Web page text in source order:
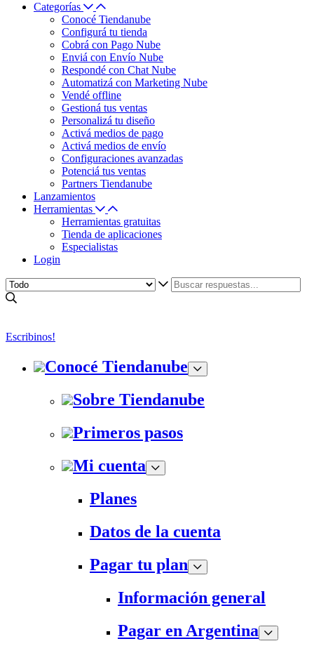
Categorías
Conocé Tiendanube
Configurá tu tienda
Cobrá con Pago Nube
Enviá con Envío Nube
Respondé con Chat Nube
Automatizá con Marketing Nube
Vendé offline
Gestioná tus ventas
Personalizá tu diseño
Activá medios de pago
Activá medios de envío
Configuraciones avanzadas
Potenciá tus ventas
Partners Tiendanube
Lanzamientos
Herramientas
Herramientas gratuitas
Tienda de aplicaciones
Especialistas
Login
Escribinos!
Conocé Tiendanube
Sobre Tiendanube
Primeros pasos
Mi cuenta
Planes
Datos de la cuenta
Pagar tu plan
Información general
Pagar en Argentina